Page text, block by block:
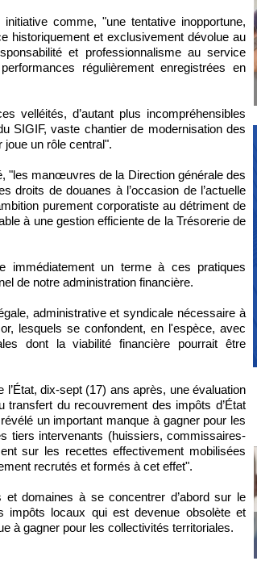
comme, "une tentative inopportune,
historiquement et exclusivement dévolue au
et professionnalisme au service
régulièrement enregistrées en
velléités, d’autant plus incompréhensibles
SIGIF, vaste chantier de modernisation des
joue un rôle central".
"les manœuvres de la Direction générale des
droits de douanes à l’occasion de l’actuelle
purement corporatiste au détriment de
à une gestion efficiente de la Trésorerie de
immédiatement un terme à ces pratiques
de notre administration financière.
administrative et syndicale nécessaire à
lesquels se confondent, en l'espèce, avec
dont la viabilité financière pourrait être
dix-sept (17) ans après, une évaluation
du recouvrement des impôts d’État
un important manque à gagner pour les
tiers intervenants (huissiers, commissaires-
sur les recettes effectivement mobilisées
recrutés et formés à cet effet".
domaines à se concentrer d’abord sur le
impôts locaux qui est devenue obsolète et
à gagner pour les collectivités territoriales.